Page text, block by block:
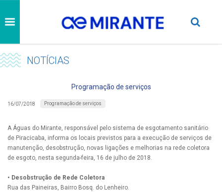
NOTÍCIAS
Programação de serviços
16/07/2018 Programação de serviços
A Águas do Mirante, responsável pelo sistema de esgotamento sanitário
de Piracicaba, informa os locais previstos para a execução de serviços de
manutenção, desobstrução, novas ligações e melhorias na rede coletora
de esgoto, nesta segunda-feira, 16 de julho de 2018.
• Desobstrução de Rede Coletora
Rua das Paineiras, Bairro Bosq. do Lenheiro.